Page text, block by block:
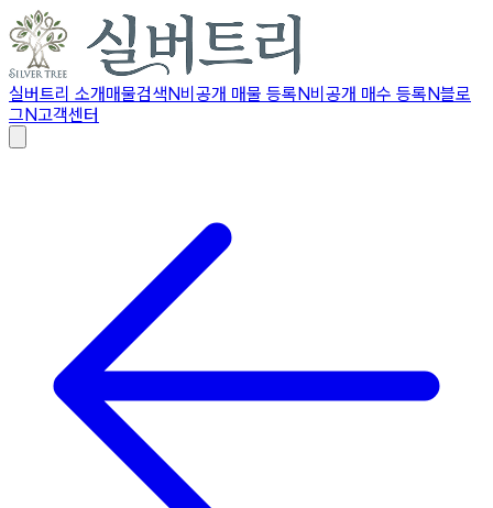
실버트리 소개매물검색N비공개 매물 등록N비공개 매수 등록N블로
그N고객센터